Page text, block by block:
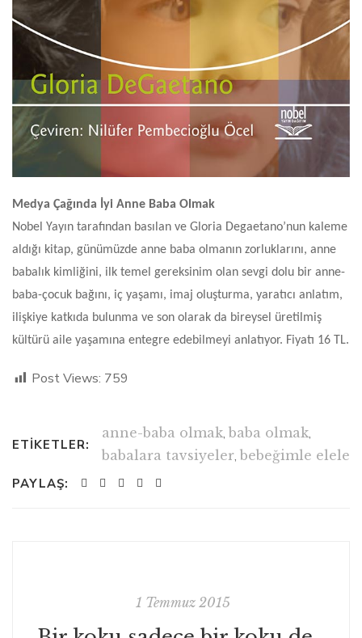
Medya Çağında İyi Anne Baba Olmak
Nobel Yayın tarafından basılan ve Gloria Degaetano’nun kaleme
aldığı kitap, günümüzde anne baba olmanın zorluklarını, anne
babalık kimliğini, ilk temel gereksinim olan sevgi dolu bir anne-
baba-çocuk bağını, iç yaşamı, imaj oluşturma, yaratıcı anlatım,
ilişkiye katkıda bulunma ve son olarak da bireysel üretilmiş
kültürü aile yaşamına entegre edebilmeyi anlatıyor. Fiyatı 16 TL.
Post Views: 759
ETIKETLER:
anne-baba olmak, baba olmak,
babalara tavsiyeler, bebeğimle elele
PAYLAŞ:
1 Temmuz 2015